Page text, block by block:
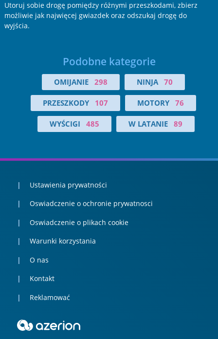
Utoruj sobie drogę pomiędzy różnymi przeszkodami, zbierz
możliwie jak najwięcej gwiazdek oraz odszukaj drogę do
wyjścia.
Podobne kategorie
OMIJANIE 298 NINJA 70
PRZESZKODY 107 MOTORY 76
WYŚCIGI 485 W LATANIE 89
Ustawienia prywatności
Oswiadczenie o ochronie prywatnosci
Oswiadczenie o plikach cookie
Warunki korzystania
O nas
Kontakt
Reklamować